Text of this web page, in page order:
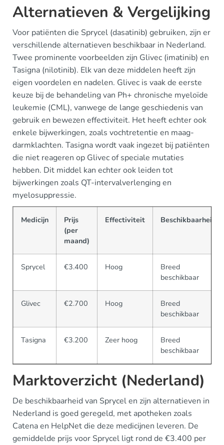
Alternatieven & Vergelijking
Voor patiënten die Sprycel (dasatinib) gebruiken, zijn er
verschillende alternatieven beschikbaar in Nederland.
Twee prominente voorbeelden zijn Glivec (imatinib) en
Tasigna (nilotinib). Elk van deze middelen heeft zijn
eigen voordelen en nadelen. Glivec is vaak de eerste
keuze bij de behandeling van Ph+ chronische myeloïde
leukemie (CML), vanwege de lange geschiedenis van
gebruik en bewezen effectiviteit. Het heeft echter ook
enkele bijwerkingen, zoals vochtretentie en maag-
darmklachten. Tasigna wordt vaak ingezet bij patiënten
die niet reageren op Glivec of speciale mutaties
hebben. Dit middel kan echter ook leiden tot
bijwerkingen zoals QT-intervalverlenging en
myelosuppressie.
Medicijn
Prijs
(per
maand)
Effectiviteit Beschikbaarheid
Sprycel €3.400 Hoog
Breed
beschikbaar
Glivec €2.700 Hoog
Breed
beschikbaar
Tasigna €3.200 Zeer hoog
Breed
beschikbaar
Marktoverzicht (Nederland)
De beschikbaarheid van Sprycel en zijn alternatieven in
Nederland is goed geregeld, met apotheken zoals
Catena en HelpNet die deze medicijnen leveren. De
gemiddelde prijs voor Sprycel ligt rond de €3.400 per